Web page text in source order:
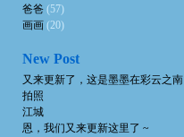
爸爸 (57)
画画 (20)
New Post
又来更新了，这是墨墨在彩云之南
拍照
江城
恩，我们又来更新这里了 ~